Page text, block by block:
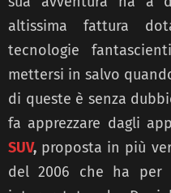
altissima fattura
tecnologie
mettersi in salvo
di queste è senza
fa apprezzare dagli
SUV, proposta in più
del 2006 che ha per